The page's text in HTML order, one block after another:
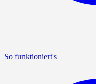
So funktioniert's